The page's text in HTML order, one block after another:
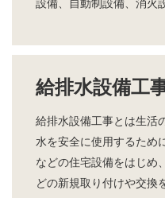
設備、自動制設備、消火
給排水設備工
給排水設備工事とは生活
水を安全に使用するため
などの住宅設備をはじめ
どの新規取り付けや交換